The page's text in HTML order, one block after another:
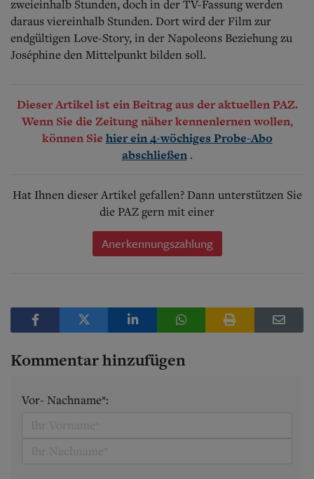
zweieinhalb Stunden, doch in der TV-Fassung werden
daraus viereinhalb Stunden. Dort wird der Film zur
endgültigen Love-Story, in der Napoleons Beziehung zu
Joséphine den Mittelpunkt bilden soll.
Dieser Artikel ist ein Beitrag aus der aktuellen PAZ.
Wenn Sie die Zeitung näher kennenlernen wollen,
können Sie hier ein 4-wöchiges Probe-Abo
abschließen .
Hat Ihnen dieser Artikel gefallen? Dann unterstützen Sie
die PAZ gern mit einer
Anerkennungszahlung
Kommentar hinzufügen
Vor- Nachname*: